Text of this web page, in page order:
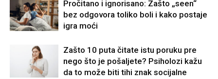
Pročitano i ignorisano: Zašto „seen“
bez odgovora toliko boli i kako postaje
igra moći
Zašto 10 puta čitate istu poruku pre
nego što je pošaljete? Psiholozi kažu
da to može biti tihi znak socijalne